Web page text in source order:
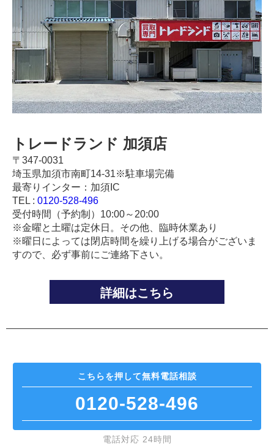
トレードランド 加須店
〒347-0031
埼玉県加須市南町14-31※駐車場完備
最寄りインター：加須IC
TEL : 0120-528-496
受付時間（予約制）10:00～20:00
※金曜と土曜は定休日。その他、臨時休業あり
※曜日によっては閉店時間を繰り上げる場合がございま
すので、必ず事前にご連絡下さい。
詳細はこちら
こちらを押して無料電話相談
0120-528-496
電話対応 24時間